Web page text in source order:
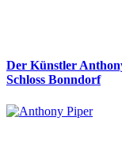
Der Künstler
Schloss Bonndorf